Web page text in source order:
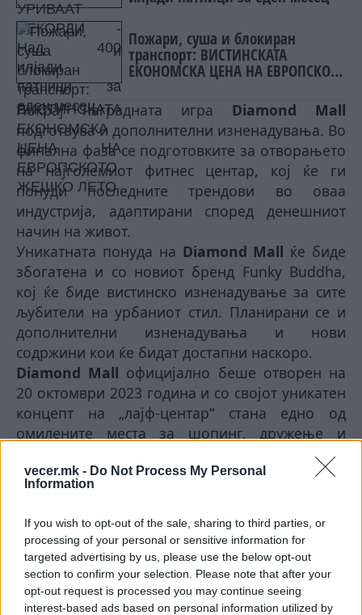
vecer.mk - Do Not Process My Personal
Information
If you wish to opt-out of the sale, sharing to third parties, or
processing of your personal or sensitive information for
targeted advertising by us, please use the below opt-out
section to confirm your selection. Please note that after your
opt-out request is processed you may continue seeing
interest-based ads based on personal information utilized by
Пожари, суша и блокиран
транспорт: ВИСТИНСКАТА
ЕКОНОМСКА ЦЕНА НА ЕВРОПСКОТО
Пoкрај наградната игра Diamond Mall
подготвува и дополнителни изненадувања. Во
финална фаза се подготовките за отворањето
на најголемиот фитнес центар, кој ќе ги
понуди последните трендови во оваа
индустрија, адаптирани според денешниот
начин на живот.
Уникатната понуда на Diamond Mall ќе биде
збогатена и со новиот бренд Funky Buddha,
кој ќе биде вистинско изненадување за сите
љубители на урбаниот стил. Планирани се и
дополнителни изненадувања и нови
содржини кои ќе бидат достапни наскоро.
Diamond Mall официјално беше отворен на
20 октомври 2023 година и со својот уникатен
концепт на „лајф-центар“ стана едно од
омилените места за шопинг, дружење и
7.000м2,
разноликата понуда од едукација и забава за
деца и млади во „Зоната на соништата“
„Гурманската Авенија“ (Gourmet Avenue) и
разновидната шопинг понуда, Diamond Mall
станува препознатливо место во градот.
Купоните за учество во наградната игра ќе